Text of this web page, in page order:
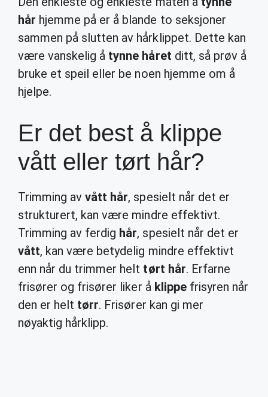
hår hjemme på er å blande to seksjoner
sammen på slutten av hårklippet. Dette kan
være vanskelig å tynne håret ditt, så prøv å
bruke et speil eller be noen hjemme om å
hjelpe.
Er det best å klippe
vått eller tørt hår?
Trimming avvått hår, spesielt når det er
strukturert, kan være mindre effektivt.
Trimming av ferdig hår, spesielt når det er
vått, kan være betydelig mindre effektivt
enn når du trimmer helt tørt hår. Erfarne
frisører og frisører liker å klippefrisyren når
den er helt tørr. Frisører kan gi mer
nøyaktig hårklipp.